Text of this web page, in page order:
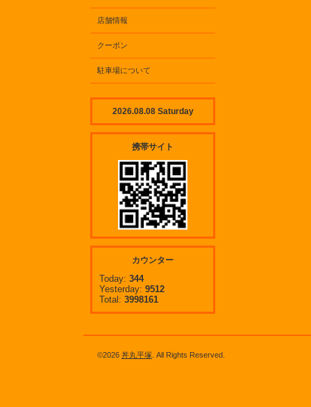
店舗情報
クーポン
駐車場について
2026.08.08 Saturday
携帯サイト
カウンター
Today: 344
Yesterday: 9512
Total: 3998161
©2026 丼丸平塚 . All Rights Reserved.